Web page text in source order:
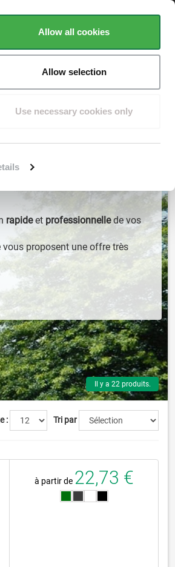
Allow all cookies
Allow selection
Use necessary cookies only
Basé surplus de 1500 avisTrustpilot
rapideet professionnellede vos
vous proposent une offre très
Il y a 22 produits.
Tri par
:
à partir de 22,73 €